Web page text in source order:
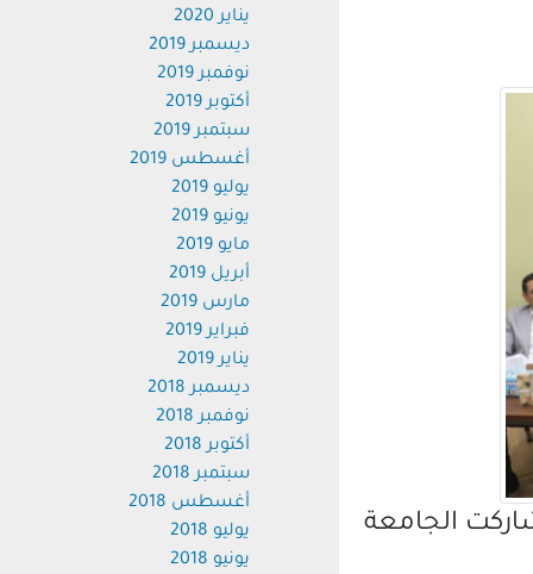
الجامعة
يناير 2020
ديسمبر 2019
نوفمبر 2019
أكتوبر 2019
سبتمبر 2019
أغسطس 2019
يوليو 2019
يونيو 2019
مايو 2019
أبريل 2019
مارس 2019
فبراير 2019
يناير 2019
ديسمبر 2018
نوفمبر 2018
أكتوبر 2018
سبتمبر 2018
أغسطس 2018
يوليو 2018
يونيو 2018